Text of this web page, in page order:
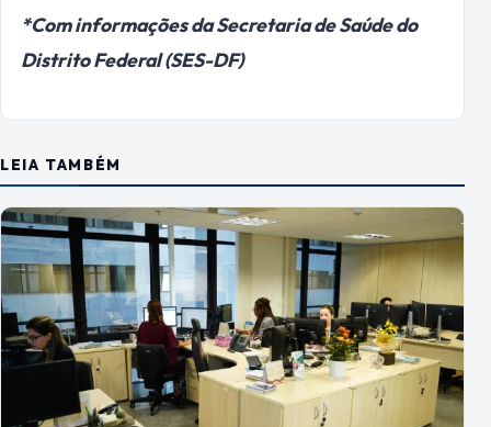
*Com informações da Secretaria de Saúde do
Distrito Federal (SES-DF)
LEIA TAMBÉM